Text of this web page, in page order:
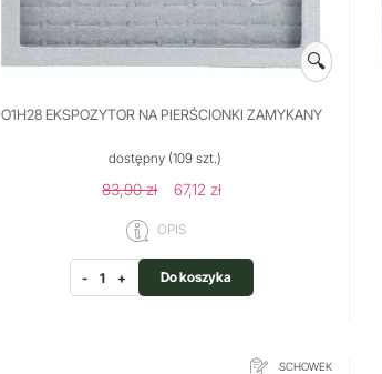
🔍
O1H28 EKSPOZYTOR NA PIERŚCIONKI ZAMYKANY
dostępny(109 szt.)
83,90 zł 67,12 zł
OPIS
- + Do koszyka
SCHOWEK